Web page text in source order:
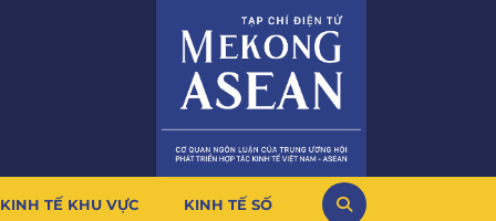
KINH TẾ KHU VỰC KINH TẾ SỐ